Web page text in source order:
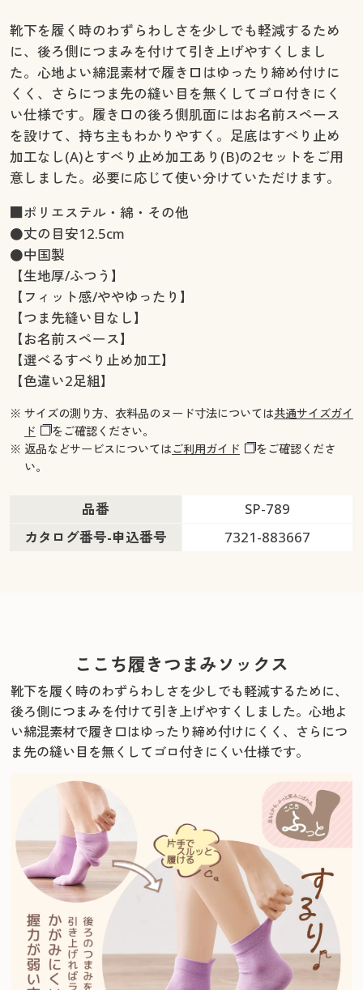
靴下を履く時のわずらわしさを少しでも軽減するため
に、後ろ側につまみを付けて引き上げやすくしまし
た。心地よい綿混素材で履き口はゆったり締め付けに
くく、さらにつま先の縫い目を無くしてゴロ付きにく
い仕様です。履き口の後ろ側肌面にはお名前スペース
を設けて、持ち主もわかりやすく。足底はすべり止め
加工なし(A)とすべり止め加工あり(B)の2セットをご用
意しました。必要に応じて使い分けていただけます。
■ポリエステル・綿・その他
●丈の目安12.5cm
●中国製
【生地厚/ふつう】
【フィット感/ややゆったり】
【つま先縫い目なし】
【お名前スペース】
【選べるすべり止め加工】
【色違い2足組】
※ サイズの測り方、衣料品のヌード寸法については共通サイズガイ
ド
をご確認ください。
※ 返品などサービスについてはご利用ガイド
をご確認くださ
い。
品番
SP-789
カタログ番号-申込番号
7321-883667
ここち履きつまみソックス
靴下を履く時のわずらわしさを少しでも軽減するために、
後ろ側につまみを付けて引き上げやすくしました。心地よ
い綿混素材で履き口はゆったり締め付けにくく、さらにつ
ま先の縫い目を無くしてゴロ付きにくい仕様です。